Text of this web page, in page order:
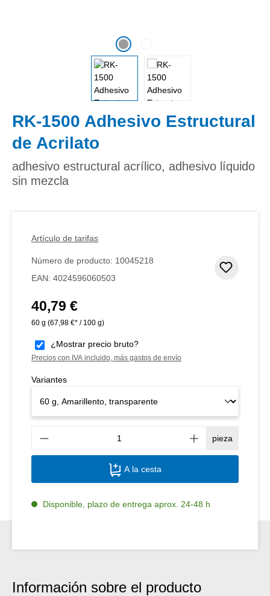
RK-1500 Adhesivo Estructural
de Acrilato
adhesivo estructural acrílico, adhesivo líquido
sin mezcla
Artículo de tarifas
Número de producto: 10045218
EAN: 4024596060503
Precio normal:
40,79 €
60 g (67,98 €* / 100 g)
¿Mostrar precio bruto?
Precios con IVA incluido, más gastos de envío
Variantes
pieza
A la cesta
Disponible, plazo de entrega aprox. 24-48 h
Información sobre el producto